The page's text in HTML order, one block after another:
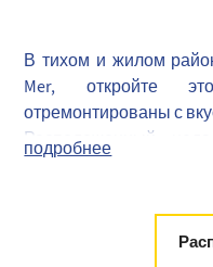
В тихом и жилом
Mer, откройте
отремонтированы с
Расположенный
напротив Института
Квартира, с
отремонтирована с
подробнее